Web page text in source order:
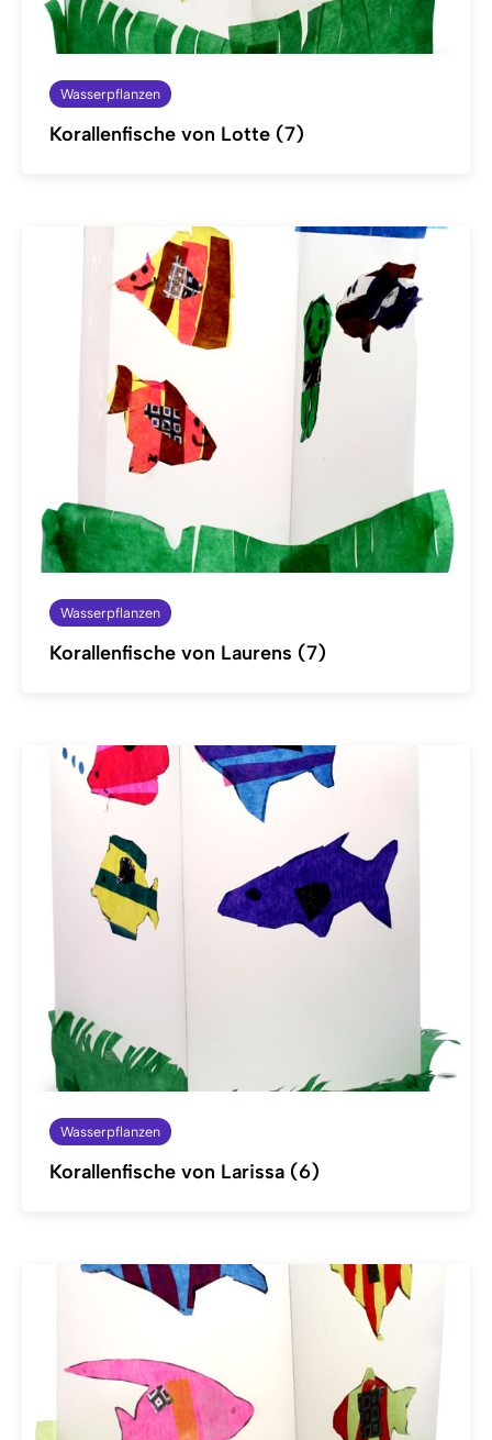
Wasserpflanzen
Korallenfische von Lotte (7)
Wasserpflanzen
Korallenfische von Laurens (7)
Wasserpflanzen
Korallenfische von Larissa (6)